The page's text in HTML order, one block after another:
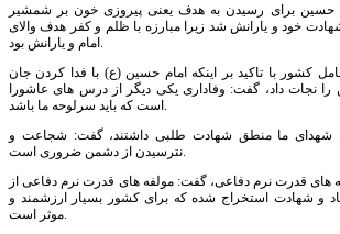
برای رسیدن به هدف یعنی پیروزی خون بر شمشیر
خود و یارانش شد زیرا مبارزه با ظلم و کفر هدف والای
امام و یارانش بود.
کشور با تاکید بر اینکه امام حسین (ع) با فدا کردن جان
را نجات داد، گفت: وفاداری یکی دیگر از درس های عاشورا
است که باید سرلوحه ما باشد.
شهدای ما منطق شهادت طلبی داشتند، گفت: شجاعت و
نترسیدن از دشمن ضروری است.
های قدرت نرم دفاعی، گفت: مولفه های قدرت نرم دفاعی از
و شهادت استخراج شده که برای کشور بسیار ارزشمند و
موثر است.